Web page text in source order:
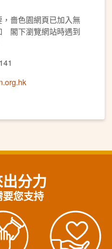
嗇色園網頁已加入無
閣下瀏覽網站時遇到
分力
您支持